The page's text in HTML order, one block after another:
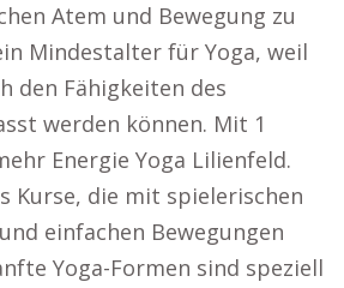
Atem und Bewegung zu
Mindestalter für Yoga, weil
den Fähigkeiten des
werden können. Mit 1
Energie Yoga Lilienfeld.
Kurse, die mit spielerischen
einfachen Bewegungen
Yoga-Formen sind speziell